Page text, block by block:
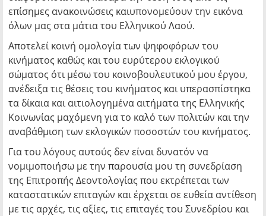
επίσημες ανακοινώσεις καιυπονομεύουν την εικόνα
όλων μας στα μάτια του Ελληνικού Λαού.
Αποτελεί κοινή ομολογία των ψηφοφόρων του
κινήματος καθώς και του ευρύτερου εκλογικού
σώματος ότι μέσω του κοινοβουλευτικού μου έργου,
ανέδειξα τις θέσεις του κινήματος και υπερασπίστηκα
τα δίκαια και αιτιολογημένα αιτήματα της Ελληνικής
Κοινωνίας μαχόμενη για το καλό των πολιτών και την
αναβάθμιση των εκλογικών ποσοστών του κινήματος.
Για του λόγους αυτούς δεν είναι δυνατόν να
νομιμοποιήσω με την παρουσία μου τη συνεδρίαση
της Επιτροπής Δεοντολογίας που εκτρέπεται των
καταστατικών επιταγών και έρχεται σε ευθεία αντίθεση
με τις αρχές, τις αξίες, τις επιταγές του Συνεδρίου και